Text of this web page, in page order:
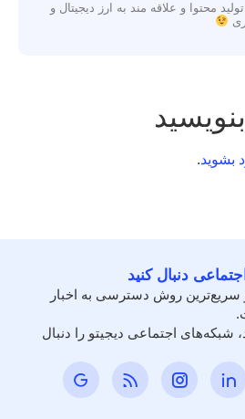
محتوا و علاقه مند به ارز دیجیتال و
بشوید.
دنبال کنید
سریع‌ترین روش دسترسی به اخبار
شبکه‌های اجتماعی دیجیتو را دنبال